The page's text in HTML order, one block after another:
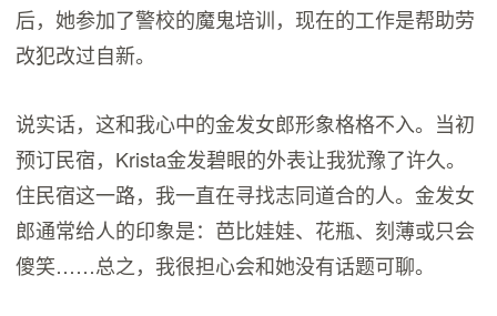
后，她参加了警校的魔鬼培训，现在的工作是帮助劳
改犯改过自新。
说实话，这和我心中的金发女郎形象格格不入。当初
预订民宿，Krista金发碧眼的外表让我犹豫了许久。
住民宿这一路，我一直在寻找志同道合的人。金发女
郎通常给人的印象是：芭比娃娃、花瓶、刻薄或只会
傻笑……总之，我很担心会和她没有话题可聊。